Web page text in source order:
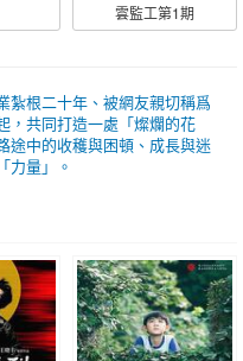
雲監工第1期
紮根二十年、被網友親切稱爲
，共同打造一處「燦爛的花
途中的收穫與困頓、成長與迷
力量」。